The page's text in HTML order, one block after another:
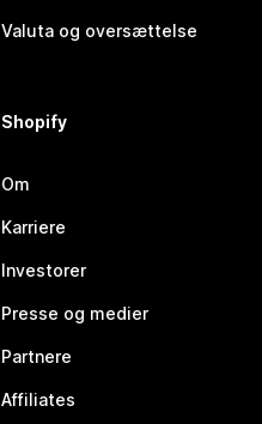
Valuta og oversættelse
Shopify
Om
Karriere
Investorer
Presse og medier
Partnere
Affiliates